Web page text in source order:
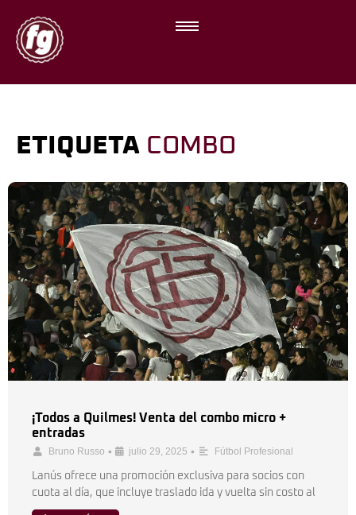
ETIQUETA COMBO
¡Todos a Quilmes! Venta del combo micro +
entradas
Bruno Russo • julio 29, 2025 • Fútbol Profesional
Lanús ofrece una promoción exclusiva para socios con
cuota al día, que incluye traslado ida y vuelta sin costo al